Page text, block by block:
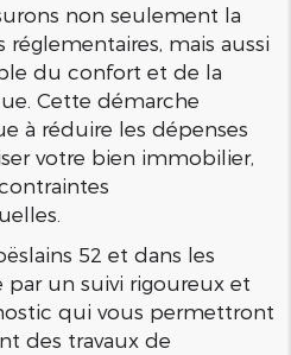
non seulement la
mais aussi
du confort et de la
Cette démarche
à réduire les dépenses
votre bien immobilier,
52 et dans les
par un suivi rigoureux et
qui vous permettront
des travaux de